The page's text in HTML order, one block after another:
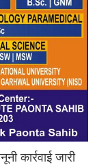
कार्रवाई जारी